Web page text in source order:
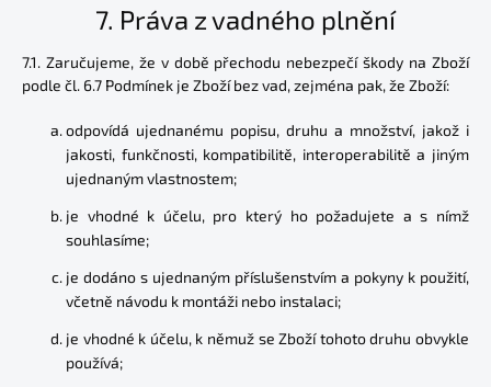
7. Práva z vadného plnění
7.1. Zaručujeme, že v době přechodu nebezpečí škody na Zboží
podle čl. 6.7 Podmínek je Zboží bez vad, zejména pak, že Zboží:
odpovídá ujednanému popisu, druhu a množství, jakož i
jakosti, funkčnosti, kompatibilitě, interoperabilitě a jiným
ujednaným vlastnostem;
je vhodné k účelu, pro který ho požadujete a s nímž
souhlasíme;
je dodáno s ujednaným příslušenstvím a pokyny k použití,
včetně návodu k montáži nebo instalaci;
je vhodné k účelu, k němuž se Zboží tohoto druhu obvykle
používá;